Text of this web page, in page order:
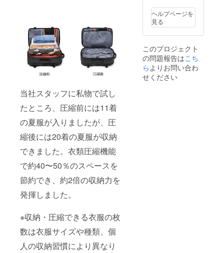
当社スタッフに私物で試し
たところ、圧縮前には11着
の夏服が入りましたが、圧
縮後には20着の夏服が収納
できました。衣類圧縮機能
で約40〜50％のスペースを
節約でき、約2倍の収納力を
発揮しました。
※収納・圧縮できる衣服の枚
数は衣服サイズや種類、個
人の収納習慣により異なり
島向け
の追加
送料」
をご購
だく必
要があ
りま
す。
ヘルプページを
見る
このプロジェクト
の問題報告はこち
ら よりお問い合わ
せください